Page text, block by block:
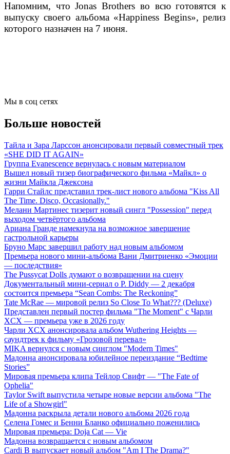
Напомним, что Jonas Brothers во всю готовятся к
выпуску своего альбома «Happiness Begins», релиз
которого назначен на 7 июня.
Мы в соц сетях
Больше новостей
Тайла и Зара Ларссон анонсировали первый совместный трек
«SHE DID IT AGAIN»
Группа Evanescence вернулась с новым материалом
Вышел новый тизер биографического фильма «Майкл» о
жизни Майкла Джексона
Гарри Стайлс представил трек-лист нового альбома "Kiss All
The Time. Disco, Occasionally."
Мелани Мартинес тизерит новый сингл "Possession" перед
выходом четвёртого альбома
Ариана Гранде намекнула на возможное завершение
гастрольной карьеры
Бруно Марс завершил работу над новым альбомом
Премьера нового мини-альбома Вани Дмитриенко «Эмоции
— последствия»
The Pussycat Dolls думают о возвращении на сцену
Документальный мини-сериал о P. Diddy — 2 декабря
состоится премьера “Sean Combs: The Reckoning”
Tate McRae — мировой релиз So Close To What??? (Deluxe)
Представлен первый постер фильма "The Moment" с Чарли
XCX — премьера уже в 2026 году
Чарли XCX анонсировала альбом Wuthering Heights —
саундтрек к фильму «Грозовой перевал»
MIKA вернулся с новым синглом "Modern Times"
Мадонна анонсировала юбилейное переиздание “Bedtime
Stories”
Мировая премьера клипа Тейлор Свифт — "The Fate of
Ophelia"
Taylor Swift выпустила четыре новые версии альбома "The
Life of a Showgirl"
Мадонна раскрыла детали нового альбома 2026 года
Селена Гомес и Бенни Бланко официально поженились
Мировая премьера: Doja Cat — Vie
Мадонна возвращается с новым альбомом
Cardi B выпускает новый альбом "Am I The Drama?"